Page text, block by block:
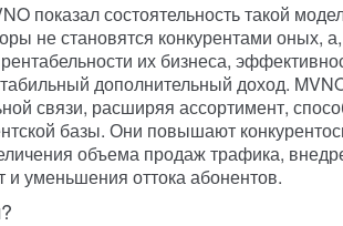
показал состоятельность такой
не становятся конкурентами оных,
их бизнеса,
дополнительный доход.
связи, расширяя ассортимент,
базы. Они повышают
объема продаж трафика,
и уменьшения оттока абонентов.